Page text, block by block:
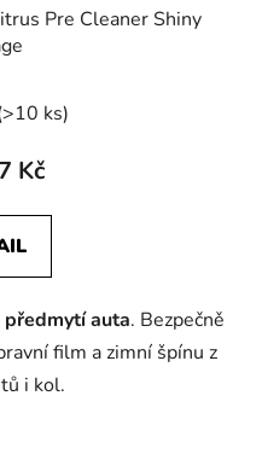
Pre Cleaner Shiny
ks)
Kč
auta. Bezpečně
film a zimní špínu z
i kol.